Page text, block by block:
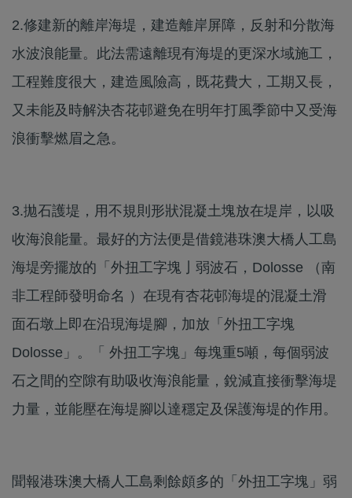
2.修建新的離岸海堤，建造離岸屏障，反射和分散海
水波浪能量。此法需遠離現有海堤的更深水域施工，
工程難度很大，建造風險高，既花費大，工期又長，
又未能及時解決杏花邨避免在明年打風季節中又受海
浪衝擊燃眉之急。
3.拋石護堤，用不規則形狀混凝土塊放在堤岸，以吸
收海浪能量。最好的方法便是借鏡港珠澳大橋人工島
海堤旁擺放的「外扭工字塊亅弱波石，Dolosse （南
非工程師發明命名 ）在現有杏花邨海堤的混凝土滑
面石墩上即在沿現海堤腳，加放「外扭工字塊
Dolosse」。「 外扭工字塊」每塊重5噸，每個弱波
石之間的空隙有助吸收海浪能量，銳減直接衝擊海堤
力量，並能壓在海堤腳以達穩定及保護海堤的作用。
聞報港珠澳大橋人工島剩餘頗多的「外扭工字塊」弱